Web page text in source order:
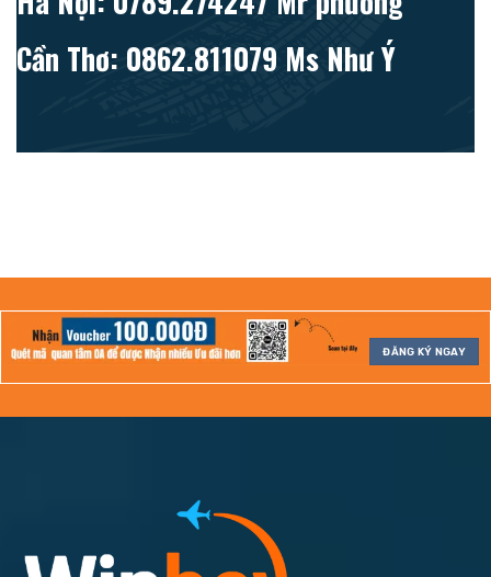
Cần Thơ: 0862.811079 Ms Như Ý
ĐĂNG KÝ NGAY